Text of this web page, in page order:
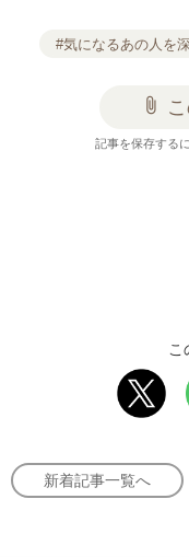
#気になるあの人を
attach_file
記事を保存する
こ
新着記事一覧へ